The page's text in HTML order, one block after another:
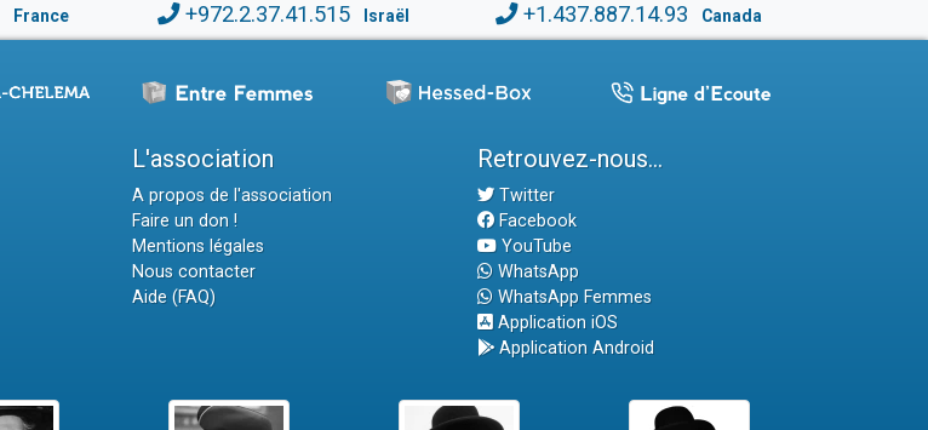
France +972.2.37.41.515 Israël +1.437.887.14.93 Canada
L'association
A propos de l'association
Faire un don !
Mentions légales
Nous contacter
Aide (FAQ)
Retrouvez-nous...
Twitter
Facebook
YouTube
WhatsApp
WhatsApp Femmes
Application iOS
Application Android